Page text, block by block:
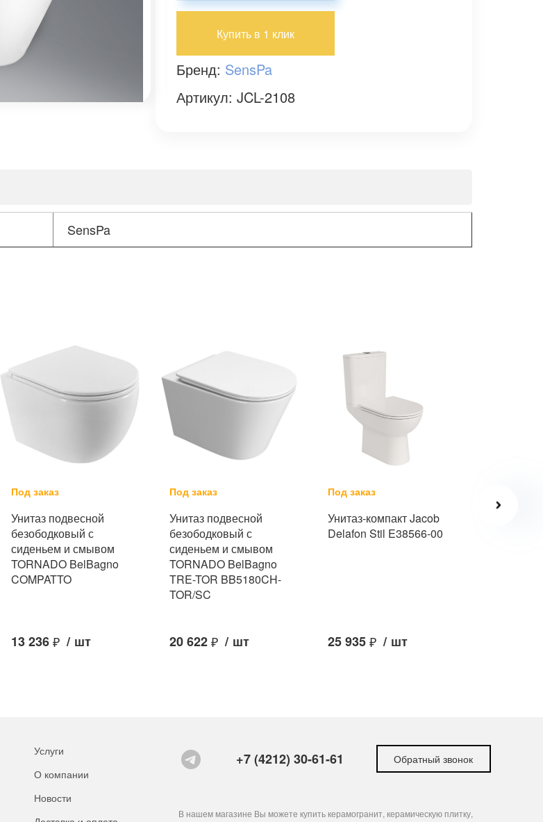
Купить в 1 клик
Бренд: SensPa
Артикул: JCL-2108
SensPa
Под заказ
Унитаз подвесной
безободковый с
сиденьем и смывом
TORNADO BelBagno
COMPATTO
13 236₽ / шт
Под заказ
Унитаз подвесной
безободковый с
сиденьем и смывом
TORNADO BelBagno
TRE-TOR BB5180CH-
TOR/SC
20 622₽ / шт
Под заказ
Унитаз-компакт Jacob
Delafon Stil E38566-00
25 935₽ / шт
Услуги
О компании
Новости
+7 (4212) 30-61-61 Обратный звонок
В нашем магазине Вы можете купить керамогранит, керамическую плитку,